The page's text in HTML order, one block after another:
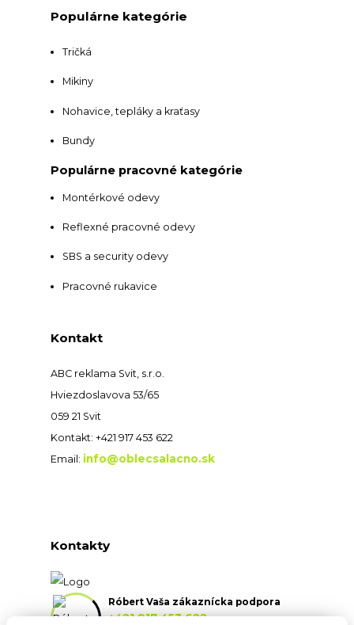
Populárne kategórie
Tričká
Mikiny
Nohavice, tepláky a kraťasy
Bundy
Populárne pracovné kategórie
Montérkové odevy
Reflexné pracovné odevy
SBS a security odevy
Pracovné rukavice
Kontakt
ABC reklama Svit, s.r.o.
Hviezdoslavova 53/65
059 21 Svit
Kontakt: +421 917 453 622
Email: info@oblecsalacno.sk
Kontakty
Róbert Vaša zákaznícka podpora
+421 917 453 622